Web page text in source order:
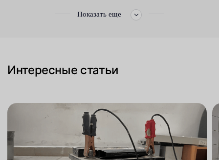
Показать еще
Интересные статьи